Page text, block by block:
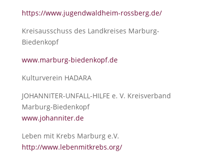
https://www.jugendwaldheim-rossberg.de/
Kreisausschuss des Landkreises Marburg-
Biedenkopf
www.marburg-biedenkopf.de
Kulturverein HADARA
JOHANNITER-UNFALL-HILFE e. V. Kreisverband
Marburg-Biedenkopf
www.johanniter.de
Leben mit Krebs Marburg e.V.
http://www.lebenmitkrebs.org/